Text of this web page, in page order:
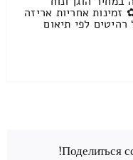
זמינות אחריות אריזה
לפי תיאום
Поделиться